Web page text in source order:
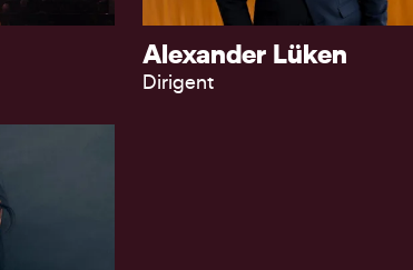
Alexander Lüken
Dirigent